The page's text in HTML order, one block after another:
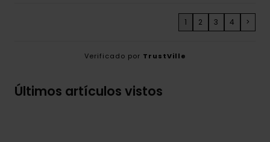
1 2 3 4 >
Verificado por TrustVille
Últimos artículos vistos